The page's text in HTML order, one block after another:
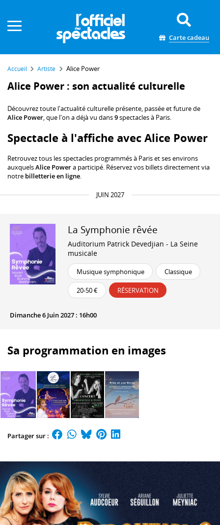
Carte cadeau
Accueil Artiste Alice Power
Alice Power : son actualité culturelle
Découvrez toute l'actualité culturelle présente, passée et future de
Alice Power, que l'on a déjà vu dans9spectacles à Paris.
Spectacle à l'affiche avec Alice Power
Retrouvez tous les spectacles programmés à Paris et ses environs
auxquelsAlice Powera participé. Réservez vos billets directement via
notre billetterie en ligne.
JUIN 2027
La Symphonie rêvée
Auditorium Patrick Devedjian - La Seine
musicale
Musique symphonique Classique
20-50 € RÉSERVATION
Dimanche 6 Juin 2027 : 16h00
Sa programmation en images
Partager sur :